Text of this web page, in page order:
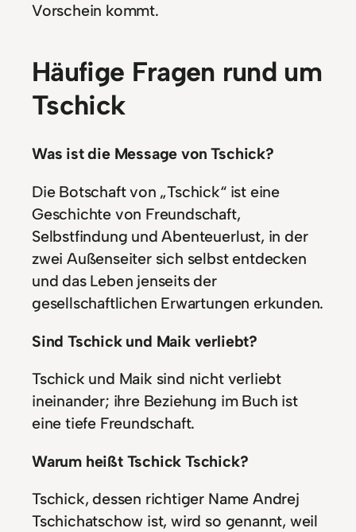
Vorschein kommt.
Häufige Fragen rund um
Tschick
Was ist die Message von Tschick?
Die Botschaft von „Tschick“ ist eine
Geschichte von Freundschaft,
Selbstfindung und Abenteuerlust, in der
zwei Außenseiter sich selbst entdecken
und das Leben jenseits der
gesellschaftlichen Erwartungen erkunden.
Sind Tschick und Maik verliebt?
Tschick und Maik sind nicht verliebt
ineinander; ihre Beziehung im Buch ist
eine tiefe Freundschaft.
Warum heißt Tschick Tschick?
Tschick, dessen richtiger Name Andrej
Tschichatschow ist, wird so genannt, weil